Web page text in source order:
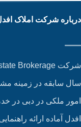
شرکت املاک افدل
سابقه در زمینه
ملکی در دبی در
آماده ارائه